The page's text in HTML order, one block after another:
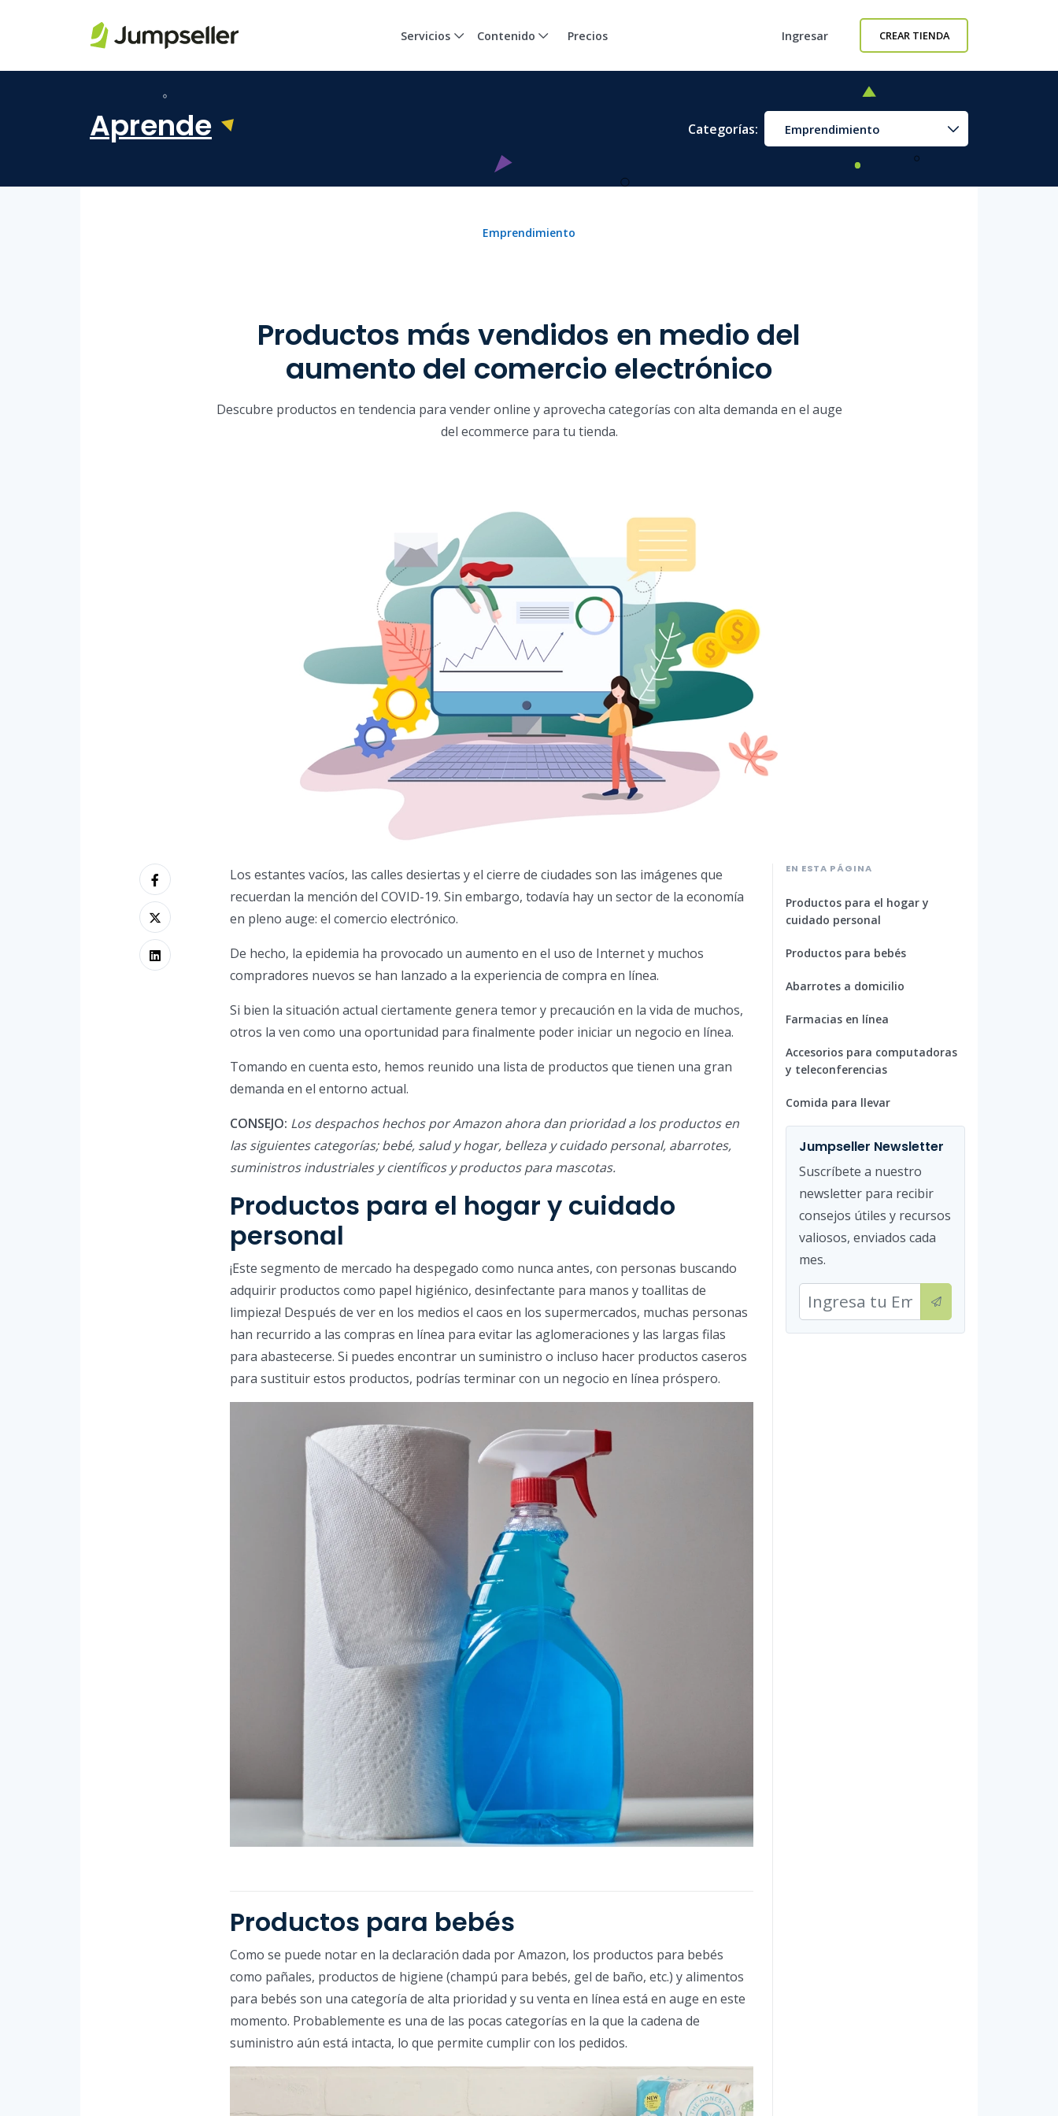
Servicios Contenido Precios Ingresar CREAR TIENDA
Aprende Categorías: Emprendimiento
Emprendimiento
Productos más vendidos en medio del
aumento del comercio electrónico
Descubre productos en tendencia para vender online y aprovecha categorías con alta demanda en el auge
del ecommerce para tu tienda.
Los estantes vacíos, las calles desiertas y el cierre de ciudades son las imágenes que
recuerdan la mención del COVID-19. Sin embargo, todavía hay un sector de la economía
en pleno auge: el comercio electrónico.
De hecho, la epidemia ha provocado un aumento en el uso de Internet y muchos
compradores nuevos se han lanzado a la experiencia de compra en línea.
Si bien la situación actual ciertamente genera temor y precaución en la vida de muchos,
otros la ven como una oportunidad para finalmente poder iniciar un negocio en línea.
Tomando en cuenta esto, hemos reunido una lista de productos que tienen una gran
demanda en el entorno actual.
CONSEJO: Los despachos hechos por Amazon ahora dan prioridad a los productos en
las siguientes categorías; bebé, salud y hogar, belleza y cuidado personal, abarrotes,
suministros industriales y científicos y productos para mascotas.
Productos para el hogar y cuidado
personal
¡Este segmento de mercado ha despegado como nunca antes, con personas buscando
adquirir productos como papel higiénico, desinfectante para manos y toallitas de
limpieza! Después de ver en los medios el caos en los supermercados, muchas personas
han recurrido a las compras en línea para evitar las aglomeraciones y las largas filas
para abastecerse. Si puedes encontrar un suministro o incluso hacer productos caseros
para sustituir estos productos, podrías terminar con un negocio en línea próspero.
Productos para bebés
Como se puede notar en la declaración dada por Amazon, los productos para bebés
como pañales, productos de higiene (champú para bebés, gel de baño, etc.) y alimentos
para bebés son una categoría de alta prioridad y su venta en línea está en auge en este
momento. Probablemente es una de las pocas categorías en la que la cadena de
suministro aún está intacta, lo que permite cumplir con los pedidos.
EN ESTA PÁGINA
Productos para el hogar y
cuidado personal
Productos para bebés
Abarrotes a domicilio
Farmacias en línea
Accesorios para computadoras
y teleconferencias
Comida para llevar
Jumpseller Newsletter
Suscríbete a nuestro
newsletter para recibir
consejos útiles y recursos
valiosos, enviados cada
mes.